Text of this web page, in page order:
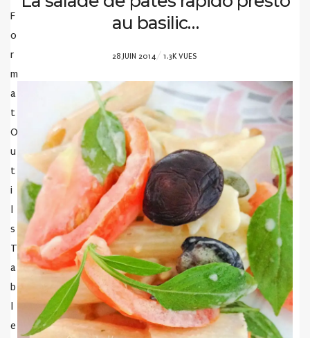
F
o
r
m
a
t
O
u
t
i
l
s
T
a
b
l
e
au basilic…
POSTED
28 JUIN 2014 1.3K VUES